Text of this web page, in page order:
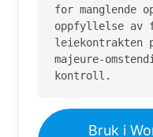
for manglende
oppfyllelse
leiekontrakten
majeure-
kontroll.
Bruk i